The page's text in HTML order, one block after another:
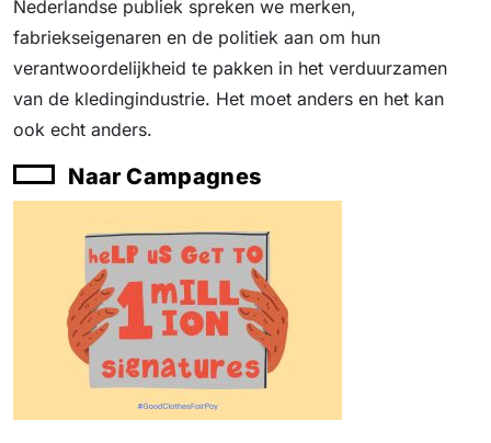
Nederlandse publiek spreken we merken,
fabriekseigenaren en de politiek aan om hun
verantwoordelijkheid te pakken in het verduurzamen
van de kledingindustrie. Het moet anders en het kan
ook echt anders.
Naar Campagnes